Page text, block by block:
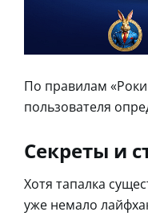
По правилам
пользователя
Секреты и
Хотя тапалка
уже немало